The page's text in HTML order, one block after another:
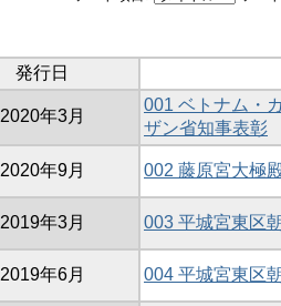
発行日
2020年3月
001 ベトナム・
ザン省知事表彰
2020年9月 002 藤原宮大極
2019年3月 003 平城宮東区
2019年6月 004 平城宮東区